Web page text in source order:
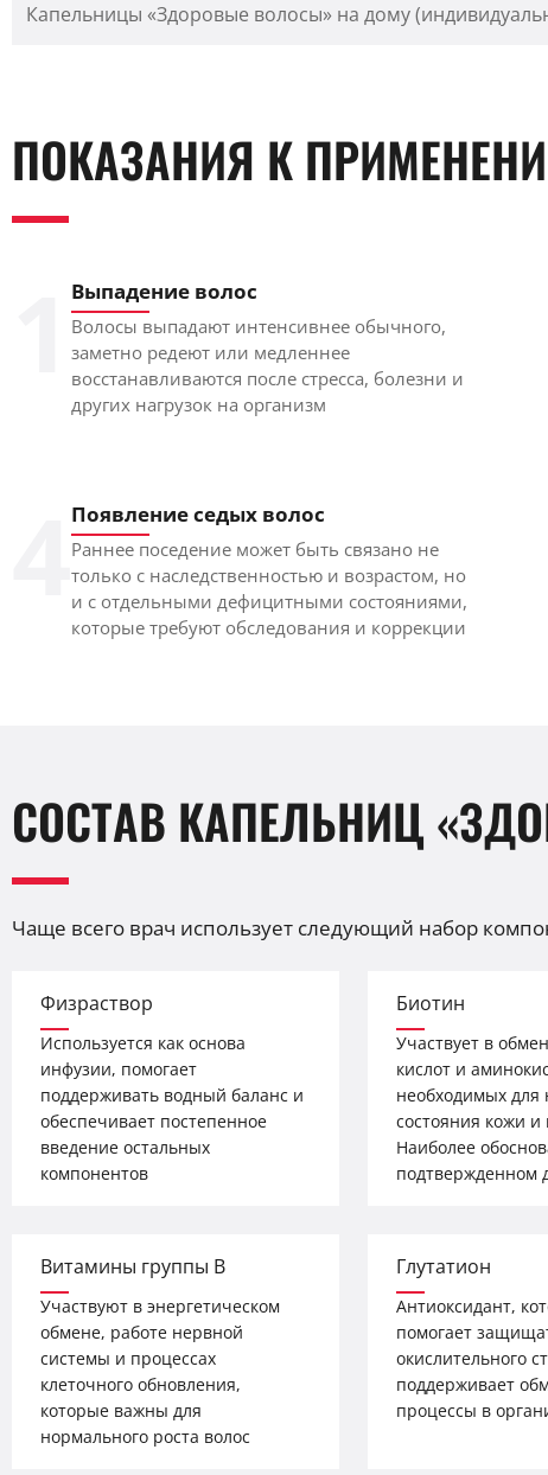
Капельницы «Здоровые волосы» на дому
ПОКАЗАНИЯ К
Выпадение волос
Волосы выпадают интенсивнее обычного,
заметно редеют или медленнее
восстанавливаются после стресса, болезни и
других нагрузок на организм
Появление седых волос
Раннее поседение может быть связано не
только с наследственностью и возрастом, но
и с отдельными дефицитными состояниями,
которые требуют обследования и коррекции
СОСТАВ КАПЕЛЬНИЦ
Чаще всего врач использует следующий набор
Физраствор
Используется как основа
инфузии, помогает
поддерживать водный баланс и
обеспечивает постепенное
введение остальных
компонентов
Биотин
Участвует в
кислот и
необходимых для
состояния кожи и
Наиболее
подтвержденном
Витамины группы B
Участвуют в энергетическом
обмене, работе нервной
системы и процессах
клеточного обновления,
которые важны для
нормального роста волос
Глутатион
Антиоксидант,
помогает
окислительного
поддерживает
процессы в